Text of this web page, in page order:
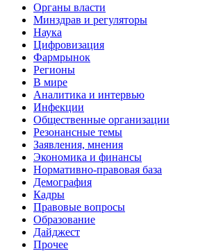
Органы власти
Минздрав и регуляторы
Наука
Цифровизация
Фармрынок
Регионы
В мире
Аналитика и интервью
Инфекции
Общественные организации
Резонансные темы
Заявления, мнения
Экономика и финансы
Нормативно-правовая база
Демография
Кадры
Правовые вопросы
Образование
Дайджест
Прочее